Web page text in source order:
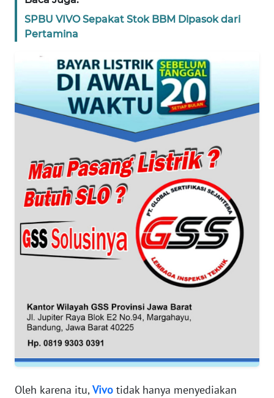
SPBU VIVO Sepakat Stok BBM Dipasok dari
Pertamina
Oleh karena itu,Vivo tidak hanya menyediakan
SUMUT
WN
BANTEN
WN
NTT
WN
PAPUA
WN
BARAT